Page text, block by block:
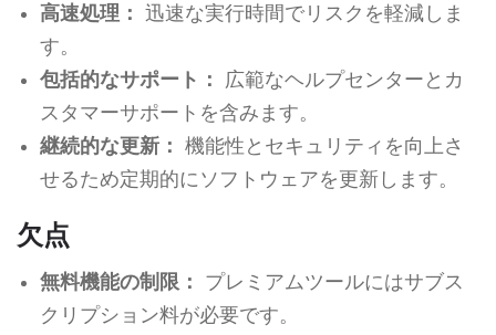
高速処理： 迅速な実行時間でリスクを軽減しま
す。
包括的なサポート：
広範なヘルプセンターとカ
スタマーサポートを含みます。
継続的な更新： 機能性とセキュリティを向上さ
せるため定期的にソフトウェアを更新します。
欠点
無料機能の制限：
プレミアムツールにはサブス
クリプション料が必要です。